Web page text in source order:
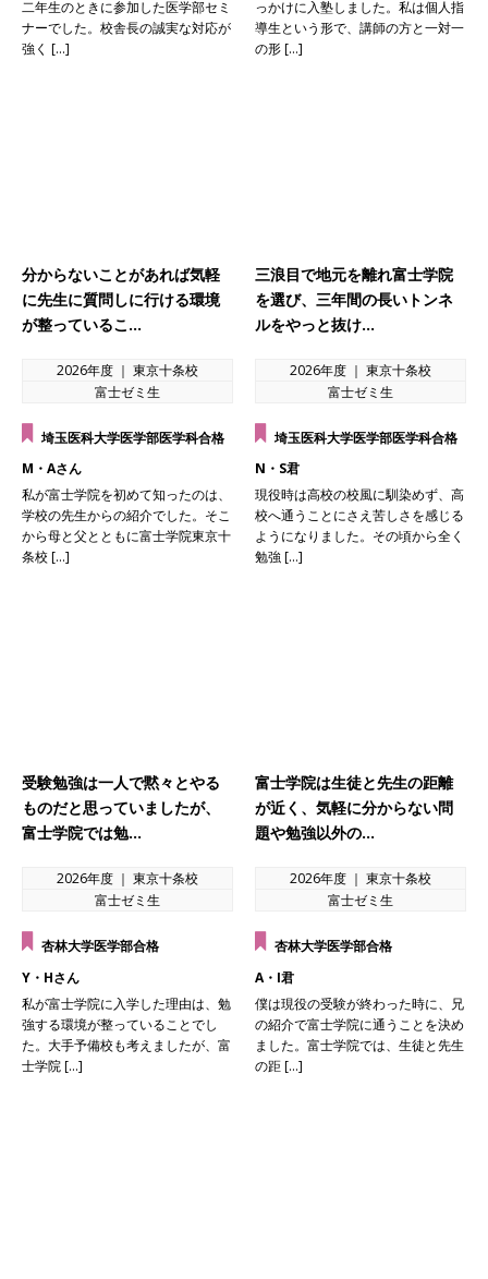
二年生のときに参加した医学部セミ
ナーでした。校舎長の誠実な対応が
強く […]
っかけに入塾しました。私は個人指
導生という形で、講師の方と一対一
の形 […]
分からないことがあれば気軽
に先生に質問しに行ける環境
が整っているこ…
2026年度 ｜ 東京十条校
富士ゼミ生
埼玉医科大学医学部医学科合格
M・Aさん
私が富士学院を初めて知ったのは、
学校の先生からの紹介でした。そこ
から母と父とともに富士学院東京十
条校 […]
三浪目で地元を離れ富士学院
を選び、三年間の長いトンネ
ルをやっと抜け…
2026年度 ｜ 東京十条校
富士ゼミ生
埼玉医科大学医学部医学科合格
N・S君
現役時は高校の校風に馴染めず、高
校へ通うことにさえ苦しさを感じる
ようになりました。その頃から全く
勉強 […]
受験勉強は一人で黙々とやる
ものだと思っていましたが、
富士学院では勉…
2026年度 ｜ 東京十条校
富士ゼミ生
杏林大学医学部合格
Y・Hさん
私が富士学院に入学した理由は、勉
強する環境が整っていることでし
た。大手予備校も考えましたが、富
士学院 […]
富士学院は生徒と先生の距離
が近く、気軽に分からない問
題や勉強以外の…
2026年度 ｜ 東京十条校
富士ゼミ生
杏林大学医学部合格
A・I君
僕は現役の受験が終わった時に、兄
の紹介で富士学院に通うことを決め
ました。富士学院では、生徒と先生
の距 […]